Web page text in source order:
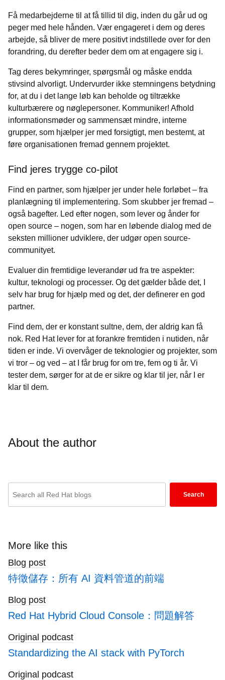
Få medarbejderne til at få tillid til dig, inden du går ud og
peger med hele hånden. Vær engageret i dem og deres
arbejde, så bliver de mere positivt indstillede over for den
forandring, du derefter beder dem om at engagere sig i.
Tag deres bekymringer, spørgsmål og måske endda
stivsind alvorligt. Undervurder ikke stemningens betydning
for, at du i det lange løb kan beholde og tiltrække
kulturbærere og nøglepersoner. Kommuniker! Afhold
informationsmøder og sammensæt mindre, interne
grupper, som hjælper jer med forsigtigt, men bestemt, at
føre organisationen fremad gennem projektet.
Find jeres trygge co-pilot
Find en partner, som hjælper jer under hele forløbet – fra
planlægning til implementering. Som skubber jer fremad –
også bagefter. Led efter nogen, som lever og ånder for
open source – nogen, som har en løbende dialog med de
seksten millioner udviklere, der udgør open source-
communityet.
Evaluer din fremtidige leverandør ud fra tre aspekter:
kultur, teknologi og processer. Og det gælder både det, I
selv har brug for hjælp med og det, der definerer en god
partner.
Find dem, der er konstant sultne, dem, der aldrig kan få
nok. Red Hat lever for at forankre fremtiden i nutiden, når
tiden er inde. Vi overvåger de teknologier og projekter, som
vi tror – og ved – at I får brug for om tre, fem og ti år. Vi
tester dem, sørger for at de er sikre og klar til jer, når I er
klar til dem.
About the author
search
blogs
Search
More like this
Blog post
特徵儲存：所有 AI 資料管道的前端
Blog post
Red Hat Hybrid Cloud Console：問題解答
Original podcast
Standardizing the AI stack with PyTorch
Original podcast